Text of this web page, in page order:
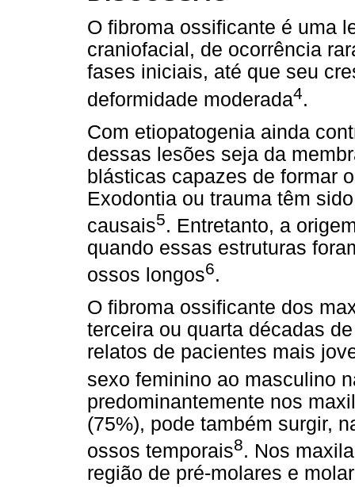
O fibroma ossificante é uma
craniofacial, de ocorrência
fases iniciais, até que seu
deformidade moderada4.
Com etiopatogenia ainda
dessas lesões seja da
blásticas capazes de formar
Exodontia ou trauma têm
causais5. Entretanto, a
quando essas estruturas
ossos longos6.
O fibroma ossificante dos
terceira ou quarta décadas
relatos de pacientes mais
sexo feminino ao masculino
predominantemente nos
(75%), pode também surgir,
ossos temporais8. Nos
região de pré-molares e